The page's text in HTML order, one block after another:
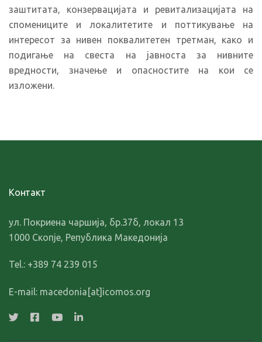
заштитата, конзервацијата и ревитализацијата на
спомениците и локалитетите и поттикување на
интересот за нивен поквалитетен третман, како и
подигање на свеста на јавноста за нивните
вредности, значење и опасностите на кои се
изложени.
Контакт
ул. Покриена чаршија, бр.37б, локал 13
1000 Скопје, Република Македонија
Tel.: +389 74 239 015
E-mail: macedonia[at]icomos.org